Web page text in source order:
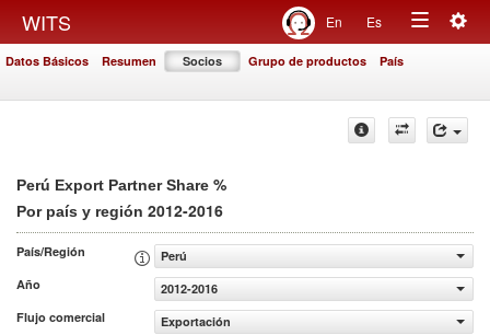
WITS En Es
Toggle
Datos Básicos Resumen Socios Grupo de productos País
Perú Export Partner Share %
Por país y región 2012-2016
País/Región
Perú
Año
2012-2016
Flujo comercial
Exportación